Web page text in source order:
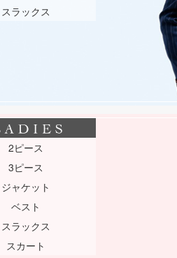
スラックス
2ピース
3ピース
ジャケット
ベスト
スラックス
スカート